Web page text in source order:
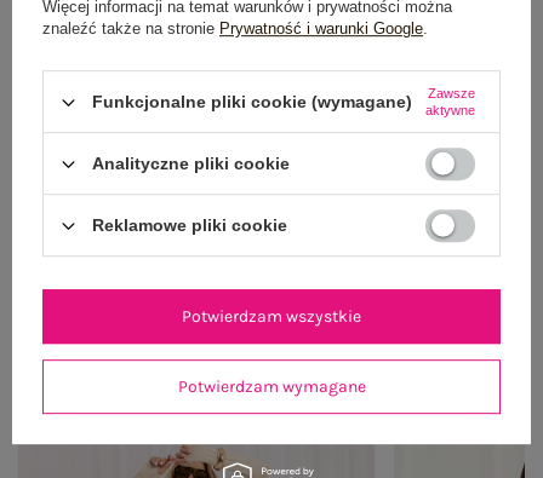
OUTFIT NA RANDKĘ
Więcej informacji na temat warunków i prywatności można
znaleźć także na stronie Prywatność i warunki Google.
Funkcjonalne pliki cookie (wymagane)
Zawsze
aktywne
Analityczne pliki cookie
Reklamowe pliki cookie
Potwierdzam wymagane
Potwierdzam wszystkie